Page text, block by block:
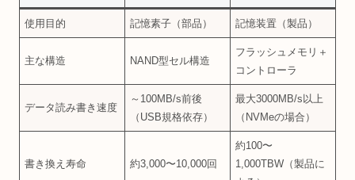
使用目的 記憶素子（部品） 記憶装置（製品）
主な構造 NAND型セル構造
フラッシュメモリ＋
コントローラ
データ読み書き速度
～100MB/s前後
（USB規格依存）
最大3000MB/s以上
（NVMeの場合）
書き換え寿命 約3,000〜10,000回
約100〜
1,000TBW（製品に